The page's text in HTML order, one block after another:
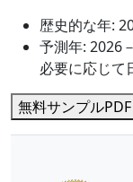
歴史的な年:
予測年: 2026
必要に応じて
無料サンプルPDF